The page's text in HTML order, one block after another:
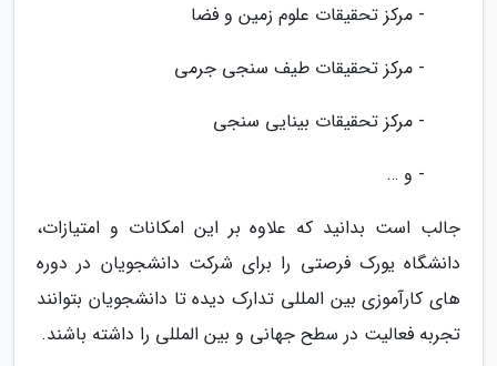
- مرکز تحقیقات علوم زمین و فضا
- مرکز تحقیقات طیف سنجی جرمی
- مرکز تحقیقات بینایی سنجی
- و …
جالب است بدانید که علاوه بر این امکانات و امتیازات،
دانشگاه یورک فرصتی را برای شرکت دانشجویان در دوره
های کارآموزی بین المللی تدارک دیده تا دانشجویان بتوانند
تجربه فعالیت در سطح جهانی و بین المللی را داشته باشند.